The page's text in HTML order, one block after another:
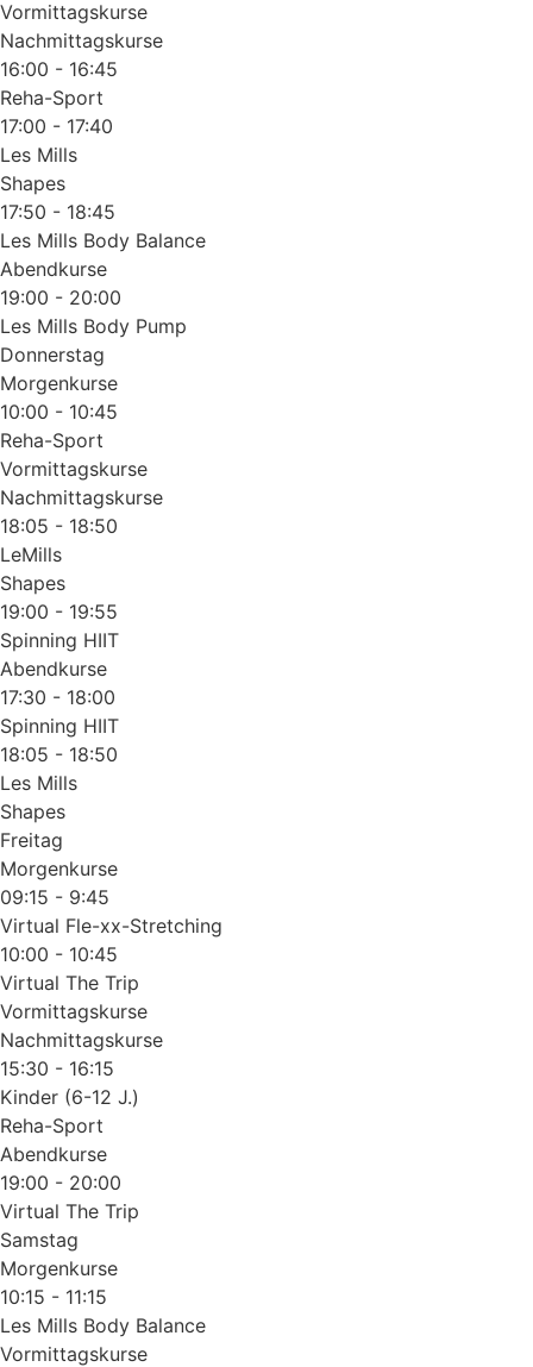
Vormittagskurse
Nachmittagskurse
16:00 - 16:45
Reha-Sport
17:00 - 17:40
Les Mills
Shapes
17:50 - 18:45
Les Mills Body Balance
Abendkurse
19:00 - 20:00
Les Mills Body Pump
Donnerstag
Morgenkurse
10:00 - 10:45
Reha-Sport
Vormittagskurse
Nachmittagskurse
18:05 - 18:50
LeMills
Shapes
19:00 - 19:55
Spinning HIIT
Abendkurse
17:30 - 18:00
Spinning HIIT
18:05 - 18:50
Les Mills
Shapes
Freitag
Morgenkurse
09:15 - 9:45
Virtual Fle-xx-Stretching
10:00 - 10:45
Virtual The Trip
Vormittagskurse
Nachmittagskurse
15:30 - 16:15
Kinder (6-12 J.)
Reha-Sport
Abendkurse
19:00 - 20:00
Virtual The Trip
Samstag
Morgenkurse
10:15 - 11:15
Les Mills Body Balance
Vormittagskurse